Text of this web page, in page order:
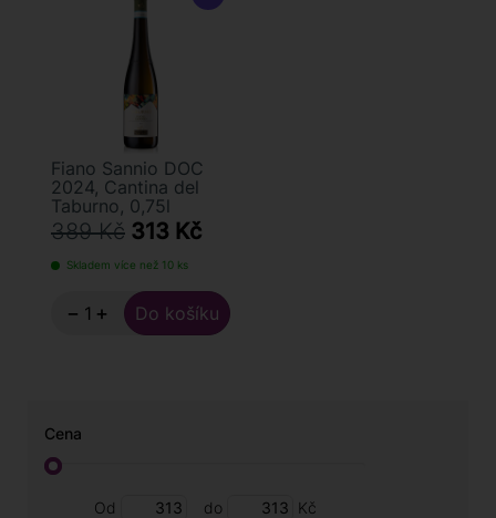
Fiano Sannio DOC
2024, Cantina del
Taburno, 0,75l
389 Kč 313 Kč
Skladem více než 10 ks
− +
Cena
Od do Kč